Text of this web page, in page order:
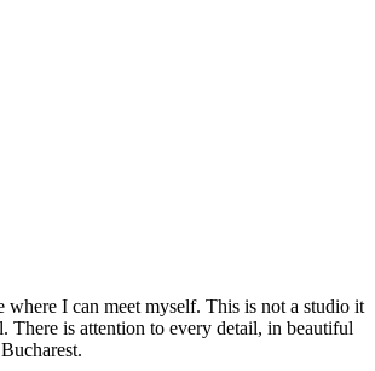
where I can meet myself. This is not a studio it
There is attention to every detail, in beautiful